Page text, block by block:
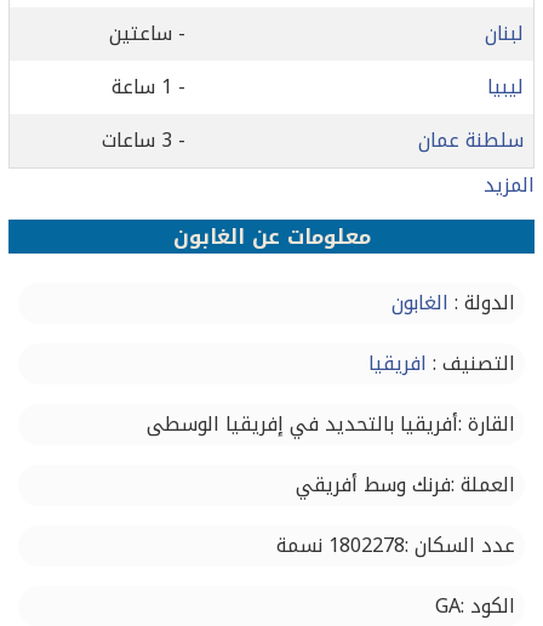
لبنان
- ساعتين
ليبيا
- 1 ساعة
سلطنة عمان
- 3 ساعات
المزيد
معلومات عن الغابون
الدولة : الغابون
التصنيف : افريقيا
القارة :أفريقيا بالتحديد في إفريقيا الوسطى
العملة :فرنك وسط أفريقي
عدد السكان :1802278 نسمة
الكود :GA